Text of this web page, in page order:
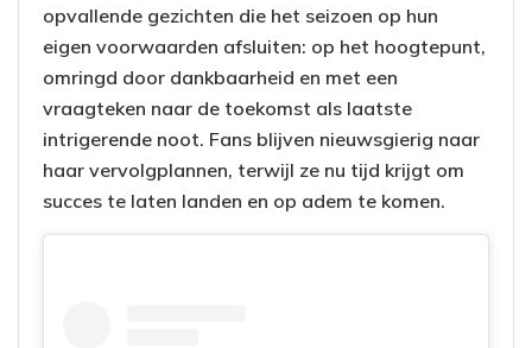
opvallende gezichten die het seizoen op hun
eigen voorwaarden afsluiten: op het hoogtepunt,
omringd door dankbaarheid en met een
vraagteken naar de toekomst als laatste
intrigerende noot. Fans blijven nieuwsgierig naar
haar vervolgplannen, terwijl ze nu tijd krijgt om
succes te laten landen en op adem te komen.